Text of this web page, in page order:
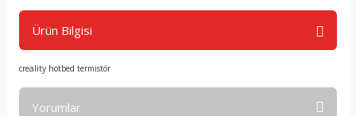
Ürün Bilgisi
creality hotbed termistör
Yorumlar